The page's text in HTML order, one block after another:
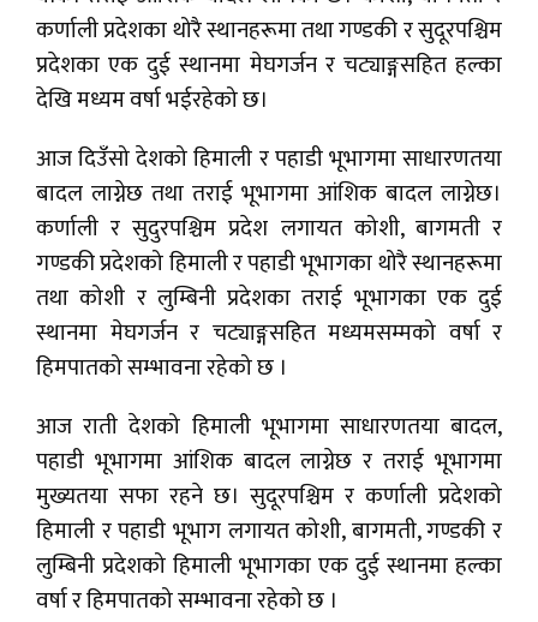
कर्णाली प्रदेशका थोरै स्थानहरूमा तथा गण्डकी र सुदूरपश्चिम
प्रदेशका एक दुई स्थानमा मेघगर्जन र चट्याङ्गसहित हल्का
देखि मध्यम वर्षा भईरहेको छ।
आज दिउँसो देशको हिमाली र पहाडी भूभागमा साधारणतया
बादल लाग्नेछ तथा तराई भूभागमा आंशिक बादल लाग्नेछ।
कर्णाली र सुदुरपश्चिम प्रदेश लगायत कोशी, बागमती र
गण्डकी प्रदेशको हिमाली र पहाडी भूभागका थोरै स्थानहरूमा
तथा कोशी र लुम्बिनी प्रदेशका तराई भूभागका एक दुई
स्थानमा मेघगर्जन र चट्याङ्गसहित मध्यमसम्मको वर्षा र
हिमपातको सम्भावना रहेको छ ।
आज राती देशको हिमाली भूभागमा साधारणतया बादल,
पहाडी भूभागमा आंशिक बादल लाग्नेछ र तराई भूभागमा
मुख्यतया सफा रहने छ। सुदूरपश्चिम र कर्णाली प्रदेशको
हिमाली र पहाडी भूभाग लगायत कोशी, बागमती, गण्डकी र
लुम्बिनी प्रदेशको हिमाली भूभागका एक दुई स्थानमा हल्का
वर्षा र हिमपातको सम्भावना रहेको छ ।